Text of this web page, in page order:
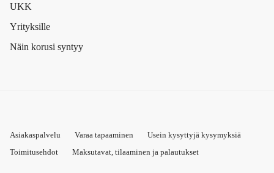
UKK
Yrityksille
Näin korusi syntyy
Asiakaspalvelu Varaa tapaaminen
Usein kysyttyjä kysymyksiä
Toimitusehdot
Maksutavat, tilaaminen ja palautukset